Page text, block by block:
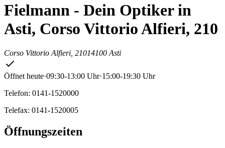
Fielmann - Dein Optiker in
Asti, Corso Vittorio Alfieri, 210
Corso Vittorio Alfieri, 21014100 Asti
Öffnet heute·09:30-13:00 Uhr·15:00-19:30 Uhr
Telefon: 0141-1520000
Telefax: 0141-1520005
Öffnungszeiten